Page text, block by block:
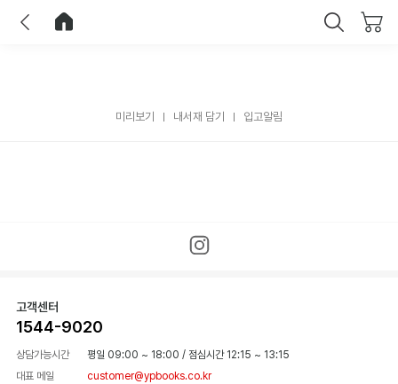
미리보기 내서재 담기 입고알림
고객센터
1544-9020
상담가능시간 평일 09:00 ~ 18:00 / 점심시간 12:15 ~ 13:15
대표 메일
customer@ypbooks.co.kr